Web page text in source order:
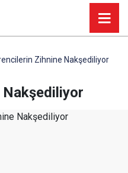
Zihnine Nakşediliyor